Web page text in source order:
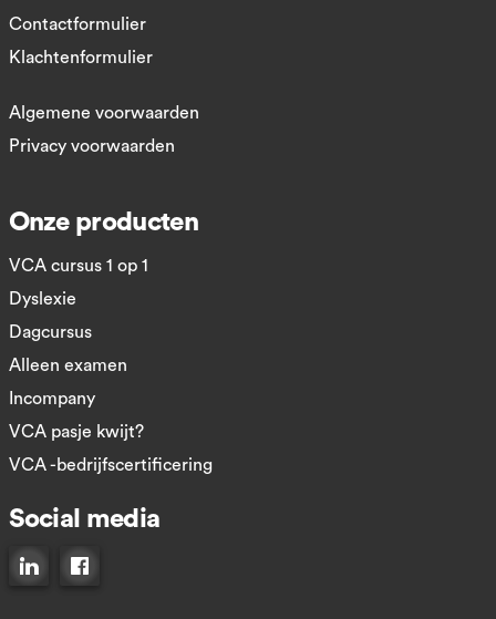
Contactformulier
Klachtenformulier
Algemene voorwaarden
Privacy voorwaarden
Onze producten
VCA cursus 1 op 1
Dyslexie
Dagcursus
Alleen examen
Incompany
VCA pasje kwijt?
VCA -bedrijfscertificering
Social media
Connect op LinkedIn
Like ons op Facebook